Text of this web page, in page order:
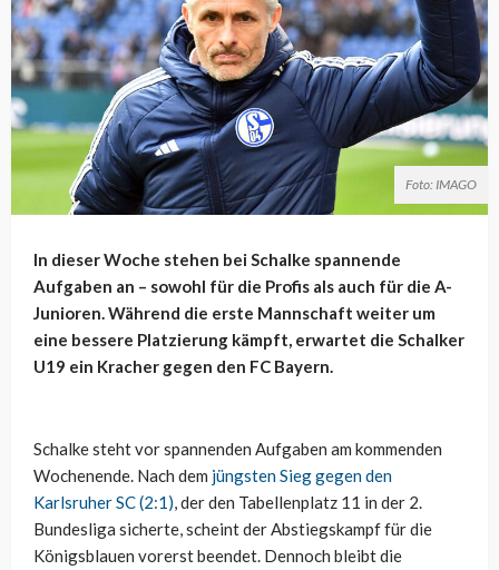
Foto: IMAGO
In dieser Woche stehen bei Schalke spannende
Aufgaben an – sowohl für die Profis als auch für die A-
Junioren. Während die erste Mannschaft weiter um
eine bessere Platzierung kämpft, erwartet die Schalker
U19 ein Kracher gegen den FC Bayern.
Schalke steht vor spannenden Aufgaben am kommenden
Wochenende. Nach dem jüngsten Sieg gegen den
Karlsruher SC (2:1) , der den Tabellenplatz 11 in der 2.
Bundesliga sicherte, scheint der Abstiegskampf für die
Königsblauen vorerst beendet. Dennoch bleibt die